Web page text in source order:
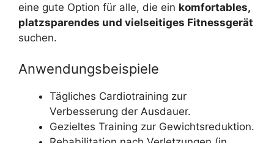
eine gute Option für alle, die ein komfortables,
platzsparendes und vielseitiges Fitnessgerät
suchen.
Anwendungsbeispiele
Tägliches Cardiotraining zur
Verbesserung der Ausdauer.
Gezieltes Training zur Gewichtsreduktion.